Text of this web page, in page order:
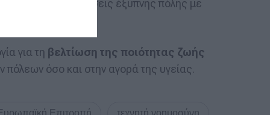
λύσεις έξυπνης πόλης με
για τη βελτίωση της ποιότητας ζωής
όσο και στην αγορά της υγείας.
Επιτροπή τεχνητή νοημοσύνη